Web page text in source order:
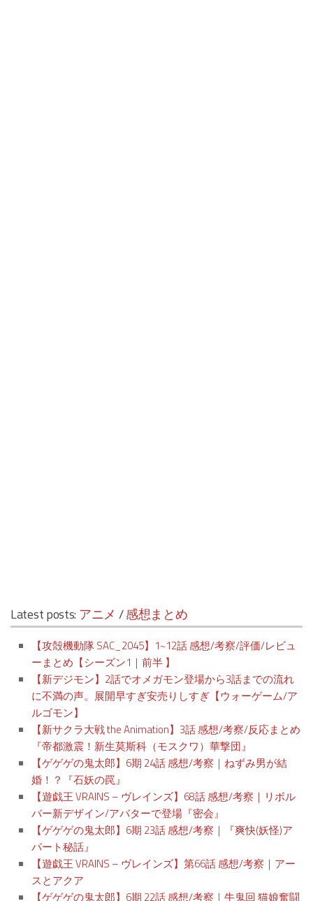
Latest posts: アニメ /感想まとめ
【攻殻機動隊 SAC_2045】1~12話 感想/考察/評価/レビュ
ーまとめ【シーズン1｜前半 】
【新デジモン】2話でオメガモン登場から3話までの流れ
に不満の声。展開早すぎ安売りしすぎ【ウォーゲーム/ア
ルゴモン】
【新サクラ大戦 the Animation】3話 感想/考察/反応まとめ
『帝都激震！新生莫斯科（モスクワ）華撃団』
【ゲゲゲの鬼太郎】6期 24話 感想/考察｜ねずみ男が結
婚！？『石妖の罠』
【遊戯王 VRAINS – ヴレインズ】68話 感想/考察｜リボル
バー新デザイン/アバターで登場『密会』
【ゲゲゲの鬼太郎】6期 23話 感想/考察｜『爽快(妖怪)ア
パート秘話』
【遊戯王 VRAINS – ヴレインズ】第66話 感想/考察｜アー
スとアクア
【ゲゲゲの鬼太郎】6期 22話 感想/考察｜牛鬼回 猫娘奮闘